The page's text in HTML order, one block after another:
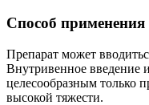
Способ применения
Препарат может
Внутривенное введение
целесообразным только
высокой тяжести.